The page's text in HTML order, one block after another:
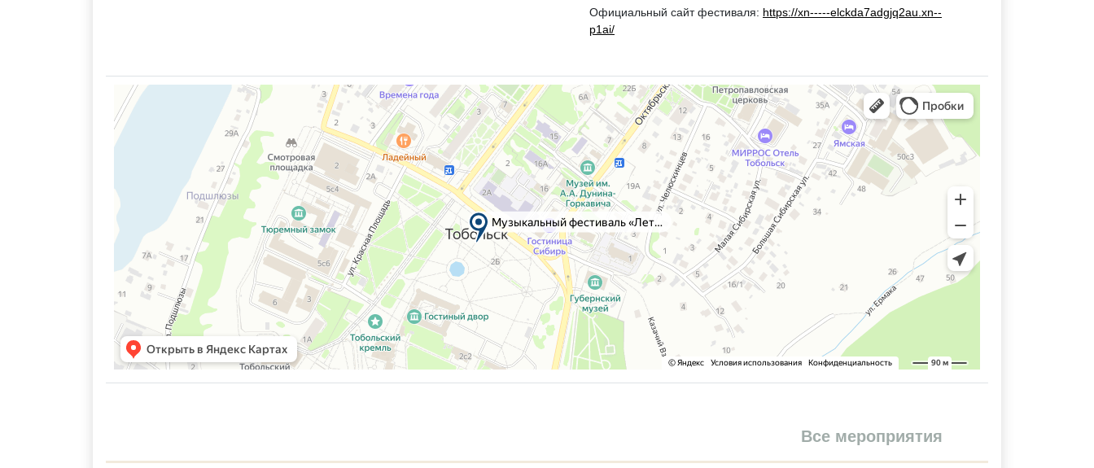
Официальный сайт фестиваля: https://xn-----elckda7adgjq2au.xn--
p1ai/
Все мероприятия